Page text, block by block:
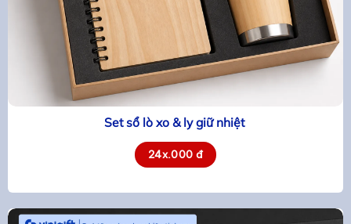
Set sổ lò xo & ly giữ nhiệt
24x.000 đ